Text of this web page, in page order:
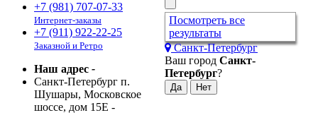
+7 (981) 707-07-33
Интернет-заказы
+7 (911) 922-22-25
Заказной и Ретро
Наш адрес -
Санкт-Петербург п.
Шушары, Московское
шоссе, дом 15Е -
Посмотреть все
результаты
Санкт-Петербург
Ваш город Санкт-
Петербург?